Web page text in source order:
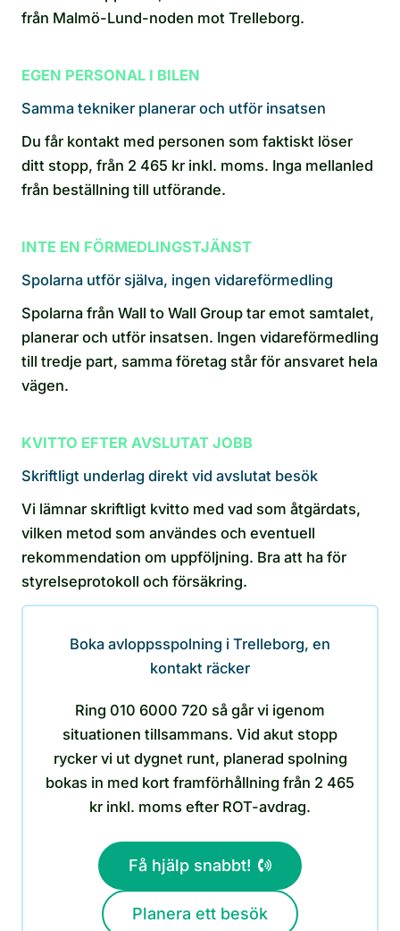
från Malmö-Lund-noden mot Trelleborg.
EGEN PERSONAL I BILEN
Samma tekniker planerar och utför insatsen
Du får kontakt med personen som faktiskt löser
ditt stopp, från 2 465 kr inkl. moms. Inga mellanled
från beställning till utförande.
INTE EN FÖRMEDLINGSTJÄNST
Spolarna utför själva, ingen vidareförmedling
Spolarna från Wall to Wall Group tar emot samtalet,
planerar och utför insatsen. Ingen vidareförmedling
till tredje part, samma företag står för ansvaret hela
vägen.
KVITTO EFTER AVSLUTAT JOBB
Skriftligt underlag direkt vid avslutat besök
Vi lämnar skriftligt kvitto med vad som åtgärdats,
vilken metod som användes och eventuell
rekommendation om uppföljning. Bra att ha för
styrelseprotokoll och försäkring.
Boka avloppsspolning i Trelleborg, en
kontakt räcker
Ring 010 6000 720 så går vi igenom
situationen tillsammans. Vid akut stopp
rycker vi ut dygnet runt, planerad spolning
bokas in med kort framförhållning från 2 465
kr inkl. moms efter ROT-avdrag.
Få hjälp snabbt!
Planera ett besök